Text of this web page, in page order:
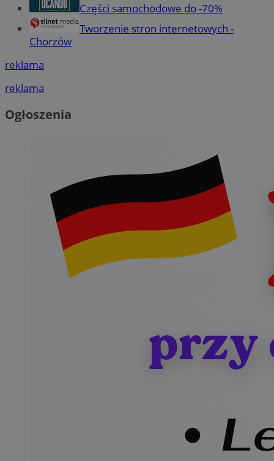
Części samochodowe do -70%
Tworzenie stron internetowych -
Chorzów
reklama
reklama
Ogłoszenia